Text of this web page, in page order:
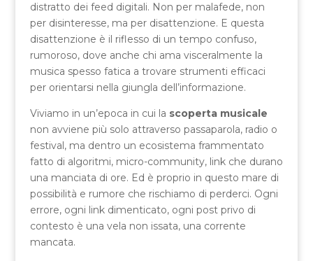
distratto dei feed digitali. Non per malafede, non
per disinteresse, ma per disattenzione. E questa
disattenzione è il riflesso di un tempo confuso,
rumoroso, dove anche chi ama visceralmente la
musica spesso fatica a trovare strumenti efficaci
per orientarsi nella giungla dell’informazione.
Viviamo in un’epoca in cui la scoperta musicale
non avviene più solo attraverso passaparola, radio o
festival, ma dentro un ecosistema frammentato
fatto di algoritmi, micro-community, link che durano
una manciata di ore. Ed è proprio in questo mare di
possibilità e rumore che rischiamo di perderci. Ogni
errore, ogni link dimenticato, ogni post privo di
contesto è una vela non issata, una corrente
mancata.